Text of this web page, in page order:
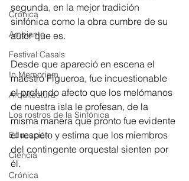
Crónica
Ambiente
Festival Casals
In Memoriam
Arquitectura
Los rostros de la Sinfónica
Educación
Ciencia
Crónica
segunda, en la mejor tradición
sinfónica como la obra cumbre de su
autor que es.
Desde que apareció en escena el
maestro Figueroa, fue incuestionable
el profundo afecto que los melómanos
de nuestra isla le profesan, de la
misma manera que pronto fue evidente
el respeto y estima que los miembros
del contingente orquestal sienten por
él.